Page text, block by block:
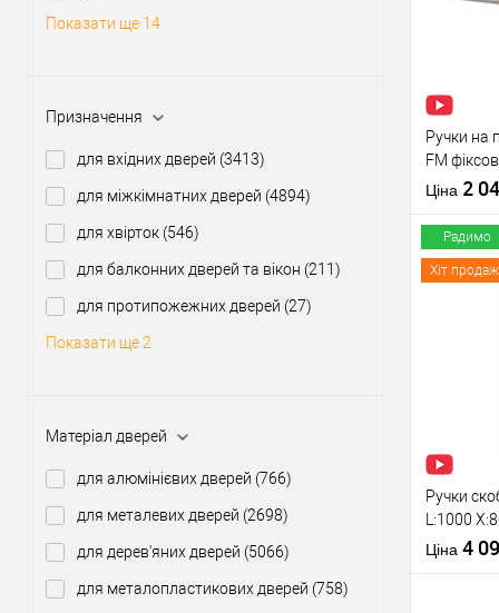
Показати ще 14
Призначення
для вхідних дверей (3413)
для міжкімнатних дверей (4894)
для хвірток (546)
для балконних дверей та вікон (211)
для протипожежних дверей (27)
Показати ще 2
Матеріал дверей
для алюмінієвих дверей (766)
для металевих дверей (2698)
для дерев'яних дверей (5066)
для металопластикових дверей (758)
Виробник
Тип товару
Матеріал
Країна
Модель
розеті
Ручки на
FM
Ціна 2
Виробник
Тип товару
Радимо
Хіт
Ручки
L:1000
нерж.
Ціна 4